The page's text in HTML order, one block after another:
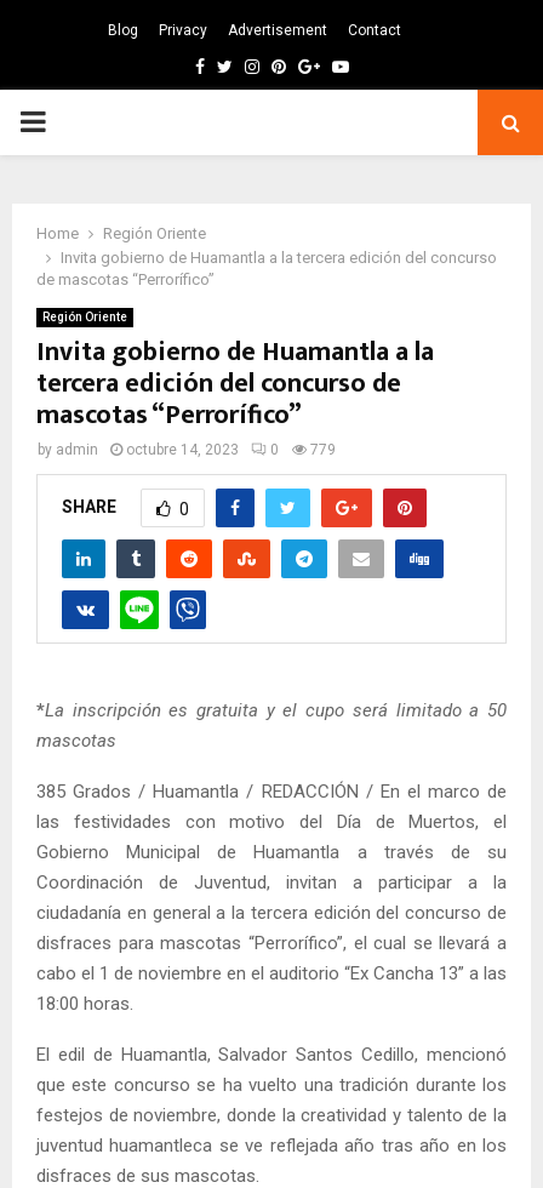
Blog Privacy Advertisement Contact
Facebook
TwitterInstagram
Pinterest
GoogleYoutube
PRIMARY
Home
Región Oriente
Invita gobierno de Huamantla a la tercera edición del concurso
de mascotas “Perrorífico”
Región Oriente
Invita gobierno de Huamantla a la
tercera edición del concurso de
mascotas “Perrorífico”
by admin octubre 14, 2023 0 779
SHARE 0
*La inscripción es gratuita y el cupo será limitado a 50
mascotas
385 Grados / Huamantla / REDACCIÓN / En el marco de
las festividades con motivo del Día de Muertos, el
Gobierno Municipal de Huamantla a través de su
Coordinación de Juventud, invitan a participar a la
ciudadanía en general a la tercera edición del concurso de
disfraces para mascotas “Perrorífico”, el cual se llevará a
cabo el 1 de noviembre en el auditorio “Ex Cancha 13” a las
18:00 horas.
El edil de Huamantla, Salvador Santos Cedillo, mencionó
que este concurso se ha vuelto una tradición durante los
festejos de noviembre, donde la creatividad y talento de la
juventud huamantleca se ve reflejada año tras año en los
disfraces de sus mascotas.